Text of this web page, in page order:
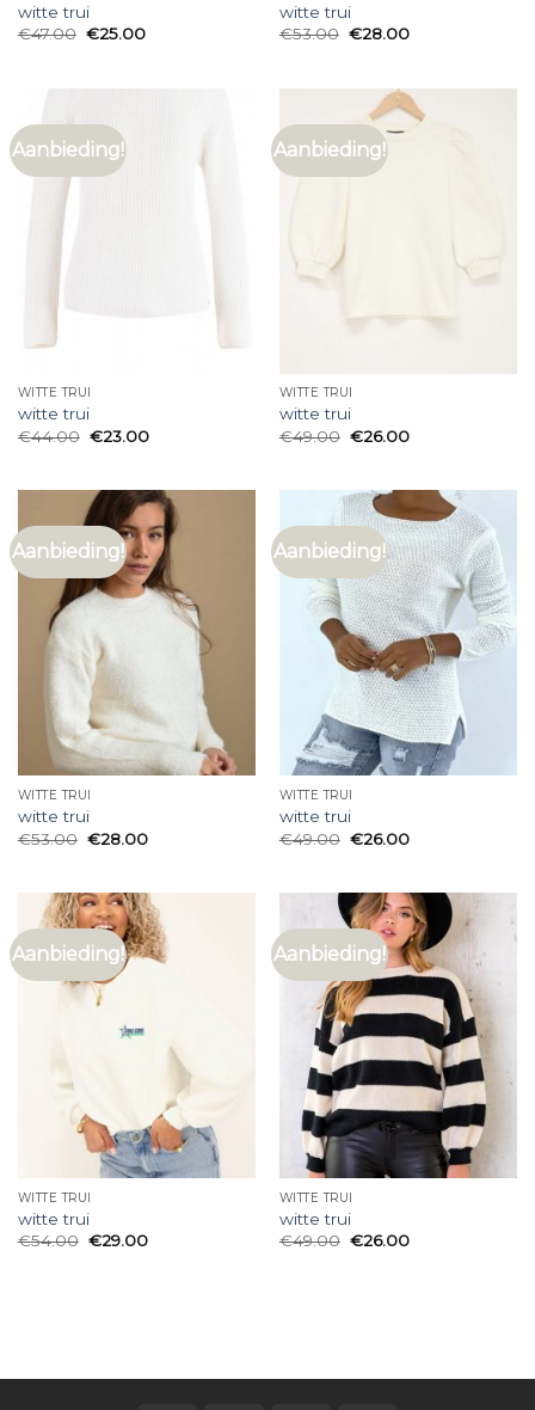
witte trui
€47.00 €25.00
witte trui
€53.00 €28.00
Aanbieding!
WITTE TRUI
witte trui
€44.00 €23.00
Aanbieding!
WITTE TRUI
witte trui
€49.00 €26.00
Aanbieding!
WITTE TRUI
witte trui
€53.00 €28.00
Aanbieding!
WITTE TRUI
witte trui
€49.00 €26.00
Aanbieding!
WITTE TRUI
witte trui
€54.00 €29.00
Aanbieding!
WITTE TRUI
witte trui
€49.00 €26.00